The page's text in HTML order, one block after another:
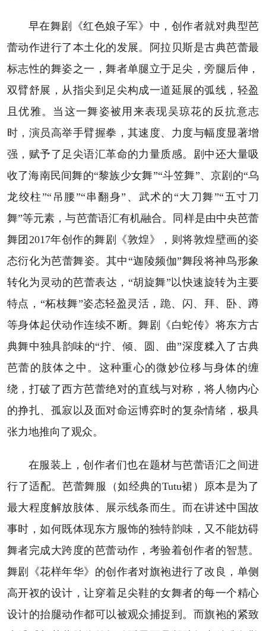
早在舞剧《红色娘子军》中，创作者就对典型芭
蕾动作进行了本土化的发展。阿拉贝斯是古典芭蕾最
标志性的舞姿之一，舞者单腿立于足尖，旁腿后伸，
双臂舒展，从指尖到足尖构成一道延展的弧线，轻盈
且优雅。当这一舞姿被用来表现吴琼花的反抗意志
时，演员高举手臂握拳，其速度、力度与幅度显著增
强，赋予了足尖语汇革命的力量质感。剧中还大量吸
收了海南民间舞的“黎族少女舞”“斗笠舞”、京剧的“乌
龙绞柱”“吊腰”“串翻身”、武术的“大刀舞”“五寸刀
舞”等元素，与芭蕾语汇有机融合。同样是由中央芭蕾
舞团2017年创作的舞剧《敦煌》，则将敦煌壁画的姿
态衍化为芭蕾舞姿。其中“迦陵频伽”舞段将神鸟形象
转化为灵动的芭蕾表达，“胡旋舞”以快速旋转为主要
特点，“柘枝舞”姿态轻盈灵活，跪、闪、拜、卧、蹲
等身体起伏动作连续不断。舞剧《白蛇传》将东方古
典舞中独具韵味的“拧、倾、圆、曲”深度糅入了古典
芭蕾的肢体之中。这种重心的微妙位移与身体的缠
绕，打破了西方芭蕾绝对的直线与对称，将人物内心
的挣扎、孤寂以及面对命运博弈时的复杂情绪，极具
张力地推向了观众。
在服装上，创作者们也在题材与芭蕾语汇之间进
行了适配。芭蕾舞服（如经典的Tutu裙）原本是为了
最大程度解放肢体、展示线条而生。而在讲述中国故
事时，如何既体现东方服饰的独特韵味，又不能妨碍
舞者完成大跨度的芭蕾动作，考验着创作者的智慧。
舞剧《花样年华》的创作者对旗袍进行了改良，单侧
高开衩的设计，让穿着足尖鞋的女舞者的每一个精心
设计的抬腿动作都可以被观众捕捉到。而旗袍的紧致